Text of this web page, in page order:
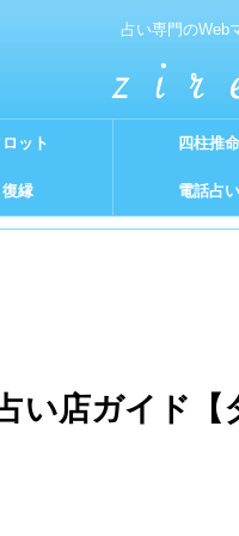
占い専門のWeb
ット 四柱推命
復縁 電話占い
い店ガイド【